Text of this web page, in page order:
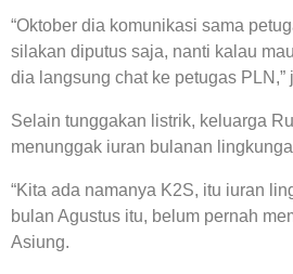
“Oktober dia komunikasi sama
silakan diputus saja, nanti kalau
dia langsung chat ke petugas
Selain tunggakan listrik, keluarga
menunggak iuran bulanan
“Kita ada namanya K2S, itu iuran
bulan Agustus itu, belum pernah
Asiung.